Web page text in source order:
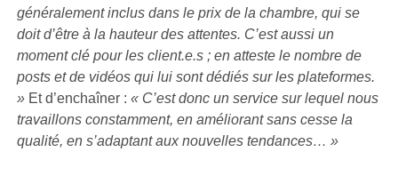
généralement inclus dans le prix de la chambre, qui se
doit d’être à la hauteur des attentes. C’est aussi un
moment clé pour les client.e.s ; en atteste le nombre de
posts et de vidéos qui lui sont dédiés sur les plateformes.
»Et d’enchaîner : « C’est donc un service sur lequel nous
travaillons constamment, en améliorant sans cesse la
qualité, en s’adaptant aux nouvelles tendances… »